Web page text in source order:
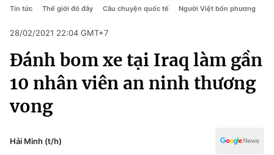
Chuyên mục
Chính trị
Xã hội
Pháp luật
Chính trị
Pháp luật
Kinh tế
Thể thao
Truyền hình
Văn hóa - Giải trí
Y tế
Công nghệ
Tin tức Thế giới đó đây Câu chuyện quốc tế Người Việt bốn phương
28/02/2021 22:04 GMT+7
Đánh bom xe tại Iraq làm gần
10 nhân viên an ninh thương
vong
Hải Minh (t/h)